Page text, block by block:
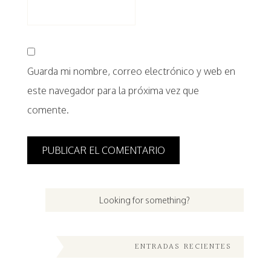
Guarda mi nombre, correo electrónico y web en
este navegador para la próxima vez que
comente.
ENTRADAS RECIENTES